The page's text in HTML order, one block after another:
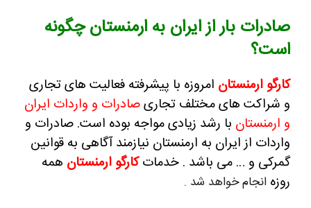
صادرات بار از ایران به ارمنستان چگونه
است؟
کارگو ارمنستان امروزه با پیشرفته فعالیت های تجاری
و شراکت های مختلف تجاریصادرات و واردات ایران
و ارمنستان با رشد زیادی مواجه بوده است. صادرات و
واردات از ایران به ارمنستان نیازمند آگاهی به قوانین
گمرکی و … می باشد . خدماتکارگو ارمنستان همه
روزه انجام خواهد شد .